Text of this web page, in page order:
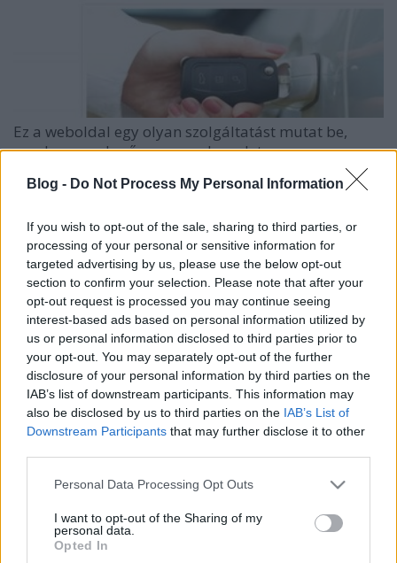
Blog - Do Not Process My Personal Information
If you wish to opt-out of the sale, sharing to third parties, or
processing of your personal or sensitive information for
targeted advertising by us, please use the below opt-out
section to confirm your selection. Please note that after your
opt-out request is processed you may continue seeing
interest-based ads based on personal information utilized by
us or personal information disclosed to third parties prior to
your opt-out. You may separately opt-out of the further
disclosure of your personal information by third parties on the
IAB’s list of downstream participants. This information may
also be disclosed by us to third parties on the IAB’s List of
Downstream Participants that may further disclose it to other
Please note that this website/app uses one or more Google
not limited to your visit or usage behaviour. You may click to
grant or deny consent to Google and its third-party tags to
use your data for below specified purposes in below Google
Personal Data Processing Opt Outs
I want to opt-out of the Sharing of my
personal data.
Opted In
Ez a weboldal egy olyan szolgáltatást mutat be,
amelyre meglepően nagy a kereslet a
gondolnánk, hányan veszítik el naponta a kulcsaikat
lakatost hívni: a szomszéd erkélyén keresztül való
bejutás biztonsági szempontból ellenjavalt.
Rosszabb a helyzet, ha a kulcs nem elveszett, hanem
ellopták - ilyenkor nem az a fő gond, hogy mi nem
jutunk be, hanem hogy másvalaki bejuthat. Akár így,
akár úgy - a zárat ilyenkor jobb lecserélni. Mert ha
csak elvesztetük a kulcsot, akkor akadhat, aki ezt
látta és megtalálta, majd kifigyelte, hová megyünk
haza.
Az ajánlott blog részletesen foglalkozik különböző
zártípusokkal, mesél záras történeteket és
olvashatunk a legendás budapesti, macedon
származású lakatosmester, Arvisura Cherezar
zárnyitás technológiának a fejlesztésével vált
közismertté a korabeli fővárosban).